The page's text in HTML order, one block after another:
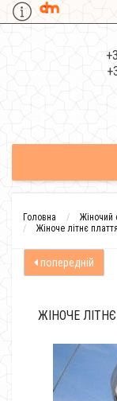
Головна
Жіночий
Жіноче літнє
попередній
ЖІНОЧЕ